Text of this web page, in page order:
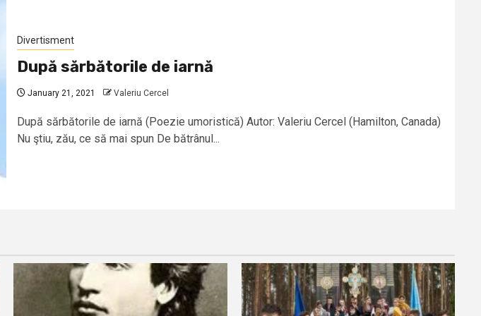
Divertisment
După sărbătorile de iarnă
January 21, 2021 Valeriu Cercel
După sărbătorile de iarnă (Poezie umoristică) Autor: Valeriu Cercel (Hamilton, Canada)
Nu ştiu, zău, ce să mai spun De bătrânul...